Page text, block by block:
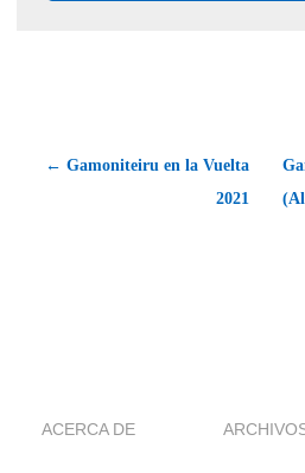
← Gamoniteiru en la Vuelta
2021
ACERCA DE